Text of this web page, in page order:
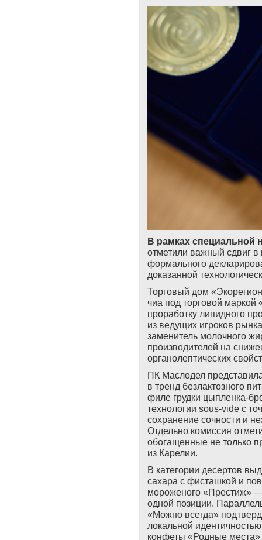
В рамках специальной
отметили важный сдвиг в
формального
доказанной
Торговый дом
чиа под торговой
проработку липидного
из ведущих игроков
заменитель молочного
производителей на
органолептических
ПК Маслодел
в тренд безлактозного
филе грудки цыпленка-
технологии sous-vide с
сохранение сочности и
Отдельно комиссия
обогащенные не только
из Карелии.
В категории десертов
сахара с фисташкой и
мороженого «Престиж»
одной позиции.
«Можно всегда»
локальной
конфеты «Родные места»